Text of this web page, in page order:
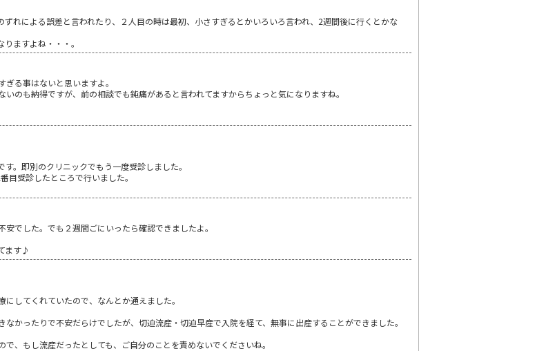
れによる誤差と言われたり、２人目の時は最初、小さすぎるとかいろいろ言われ、2週間後に行くとかな
ますよね・・・。
る事はないと思いますよ。
のも納得ですが、前の相談でも鈍痛があると言われてますからちょっと気になりますね。
。即別のクリニックでもう一度受診しました。
目受診したところで行いました。
でした。でも２週間ごにいったら確認できましたよ。
ます♪
してくれていたので、なんとか通えました。
かったりで不安だらけでしたが、切迫流産・切迫早産で入院を経て、無事に出産することができました。
、もし流産だったとしても、ご自分のことを責めないでくださいね。